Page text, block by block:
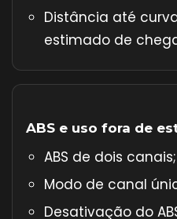
Distância até
estimado de
ABS e uso fora de
ABS de dois canais;
Modo de canal
Desativação do